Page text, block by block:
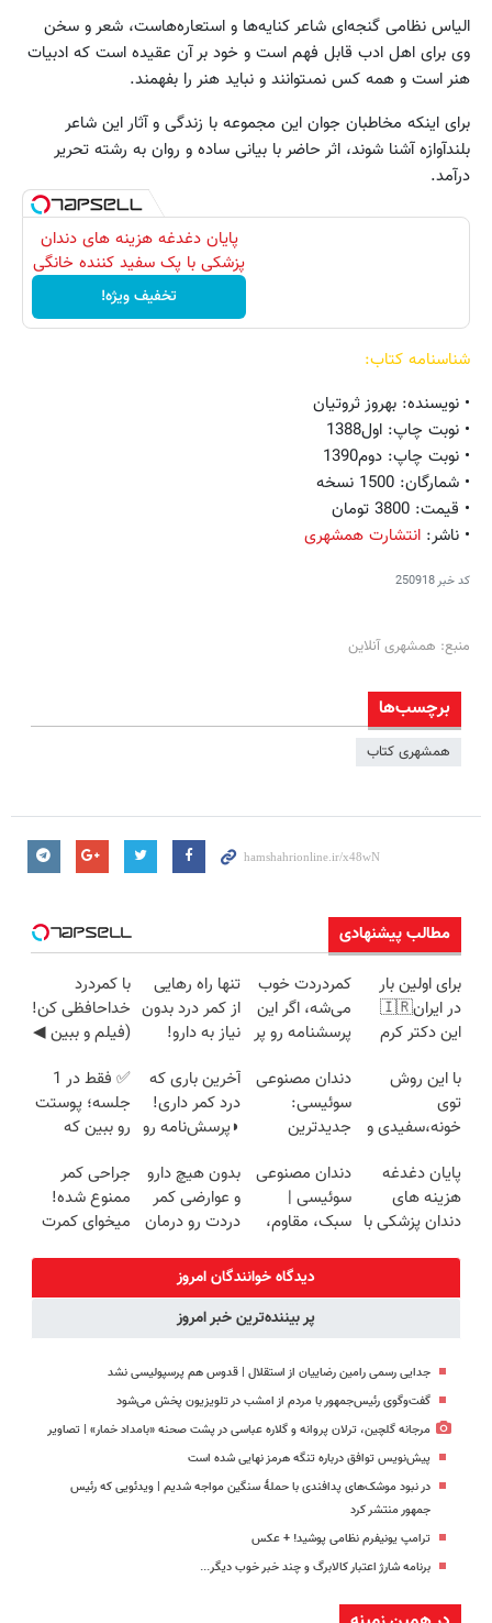
الیاس نظامى گنجه‏‌اى شاعر کنایه‏‌ها و استعاره‌‏هاست، شعر و سخن
وى براى اهل ادب قابل فهم است و خود بر آن عقیده است که ادبیات
هنر است و همه کس نمى‏توانند و نباید هنر را بفهمند.
براى اینکه مخاطبان جوان این مجموعه با زندگى و آثار این شاعر
بلندآوازه آشنا شوند، اثر حاضر با بیانى ساده و روان به رشته تحریر
درآمد.
پایان دغدغه هزینه های دندان
پزشکی با پک سفید کننده خانگی
تخفیف ویژه!
شناسنامه کتاب:
• نویسنده: بهروز ثروتیان
• نوبت چاپ: اول1388
• نوبت چاپ: دوم1390
• شمارگان: 1500 نسخه
• قیمت: 3800 تومان
• ناشر: انتشارت همشهری
کد خبر250918
منبع: همشهری آنلاین
برچسب‌ها
همشهری کتاب
مطالب پیشنهادی
برای اولین بار
در ایران🇮🇷
این دکتر کرم
روزه ساخت!
کمردردت خوب
می‌شه، اگر این
پرسشنامه رو پر
تنها راه رهایی
از کمر درد بدون
نیاز به دارو!
با کمردرد
خداحافظی کن!
(فیلم و ببین ◀
پرکن)
با این روش
توی
خونه،سفیدی و
برگردون
(40%off)
دندان مصنوعی
سوئیسی:
جدیدترین
سبک و مقاوم |
پرداخت قسطی
آخرین باری که
درد کمر داری!
◗پرسش‌نامه رو
✅ فقط در 1
جلسه؛ پوستت
رو ببین که
می‌شه
پایان دغدغه
هزینه های
دندان پزشکی با
دندان مصنوعی
سوئیسی |
سبک، مقاوم،
رایگان+پرداخت
اقساطی😍
بدون هیچ دارو
و عوارضی کمر
دردت رو درمان
(پرسش‌نامه)
جراحی کمر
ممنوع شده!
میخوای کمرت
((پرسش‌نامه))
دیدگاه خوانندگان امروز
پر بیننده‌ترین خبر امروز
جدایی رسمی رامین رضاییان از استقلال | قدوس هم پرسپولیسی نشد
گفت‌وگوی رئیس‌جمهور با مردم از امشب در تلویزیون پخش می‌شود
مرجانه گلچین، ترلان پروانه و گلاره عباسی در پشت صحنه «بامداد خمار» | تصاویر
پیش‌نویس توافق درباره تنگه هرمز نهایی شده است
در نبود موشک‌های پدافندی با حملهٔ سنگین مواجه شدیم | ویدئویی که رئیس
جمهور منتشر کرد
ترامپ یونیفرم نظامی پوشید‍! + عکس
برنامه شارژ اعتبار کالابرگ و چند خبر خوب دیگر...